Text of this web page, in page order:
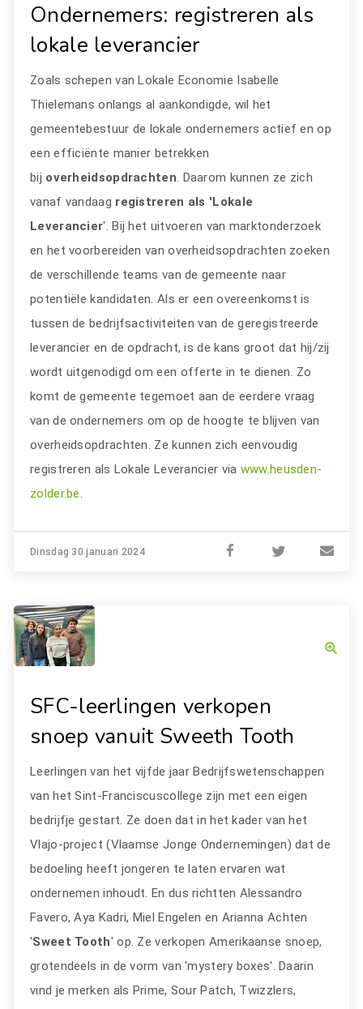
Ondernemers: registreren als
lokale leverancier
Zoals schepen van Lokale Economie Isabelle
Thielemans onlangs al aankondigde, wil het
gemeentebestuur de lokale ondernemers actief en op
een efficiënte manier betrekken
bij overheidsopdrachten. Daarom kunnen ze zich
vanaf vandaag registreren als 'Lokale
Leverancier'. Bij het uitvoeren van marktonderzoek
en het voorbereiden van overheidsopdrachten zoeken
de verschillende teams van de gemeente naar
potentiële kandidaten. Als er een overeenkomst is
tussen de bedrijfsactiviteiten van de geregistreerde
leverancier en de opdracht, is de kans groot dat hij/zij
wordt uitgenodigd om een offerte in te dienen. Zo
komt de gemeente tegemoet aan de eerdere vraag
van de ondernemers om op de hoogte te blijven van
overheidsopdrachten. Ze kunnen zich eenvoudig
registreren als Lokale Leverancier via www.heusden-
zolder.be.
Dinsdag 30 januari 2024
SFC-leerlingen verkopen
snoep vanuit Sweeth Tooth
Leerlingen van het vijfde jaar Bedrijfswetenschappen
van het Sint-Franciscuscollege zijn met een eigen
bedrijfje gestart. Ze doen dat in het kader van het
Vlajo-project (Vlaamse Jonge Ondernemingen) dat de
bedoeling heeft jongeren te laten ervaren wat
ondernemen inhoudt. En dus richtten Alessandro
Favero, Aya Kadri, Miel Engelen en Arianna Achten
'Sweet Tooth' op. Ze verkopen Amerikaanse snoep,
grotendeels in de vorm van 'mystery boxes'. Daarin
vind je merken als Prime, Sour Patch, Twizzlers,